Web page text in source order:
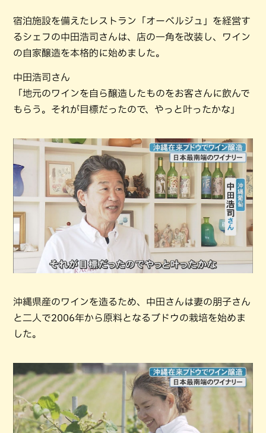
宿泊施設を備えたレストラン「オーベルジュ」を経営す
るシェフの中田浩司さんは、店の一角を改装し、ワイン
の自家醸造を本格的に始めました。
中田浩司さん
「地元のワインを自ら醸造したものをお客さんに飲んで
もらう。それが目標だったので、やっと叶ったかな」
沖縄県産のワインを造るため、中田さんは妻の朋子さん
と二人で2006年から原料となるブドウの栽培を始めま
した。